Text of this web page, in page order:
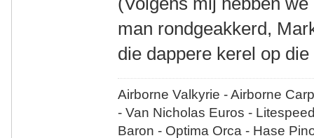
man rondgeakkerd,
die dappere kerel op
Airborne Valkyrie - Airborne
- Van Nicholas Euros -
Baron - Optima Orca - Hase